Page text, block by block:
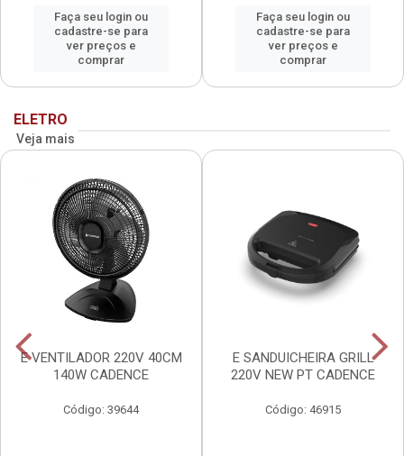
Faça seu login ou
cadastre-se para
ver preços e
comprar
Faça seu login ou
cadastre-se para
ver preços e
comprar
ELETRO
Veja mais
E VENTILADOR 220V 40CM
140W CADENCE
Código: 39644
E SANDUICHEIRA GRILL
220V NEW PT CADENCE
Código: 46915